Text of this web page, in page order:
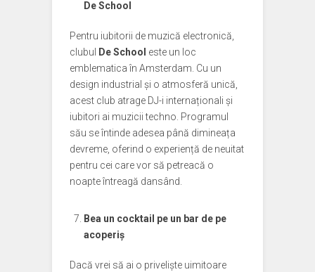
De School
Pentru iubitorii de muzică electronică,
clubul
De School este un loc
emblematica în Amsterdam. Cu un
design industrial și o atmosferă unică,
acest club atrage DJ-i internaționali și
iubitori ai muzicii techno. Programul
său se întinde adesea până dimineața
devreme, oferind o experiență de neuitat
pentru cei care vor să petreacă o
noapte întreagă dansând.
Bea un cocktail pe un bar de pe
acoperiș
Dacă vrei să ai o priveliște uimitoare